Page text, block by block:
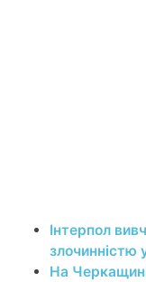
Інтерпол
злочинністю
На